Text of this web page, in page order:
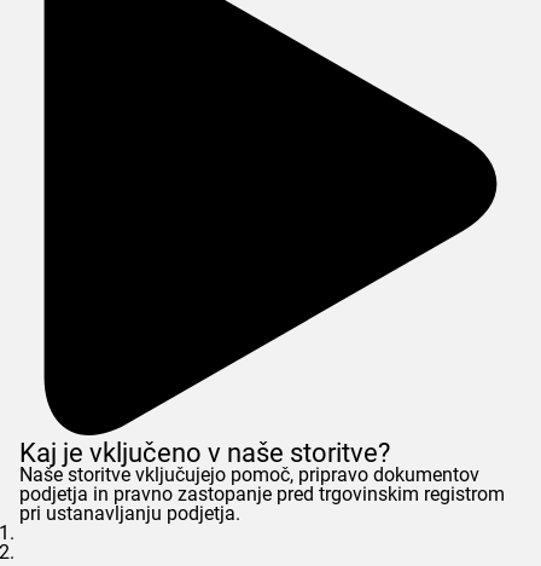
Kaj je vključeno v naše storitve?
Naše storitve vključujejo pomoč, pripravo dokumentov
podjetja in pravno zastopanje pred trgovinskim registrom
pri ustanavljanju podjetja.